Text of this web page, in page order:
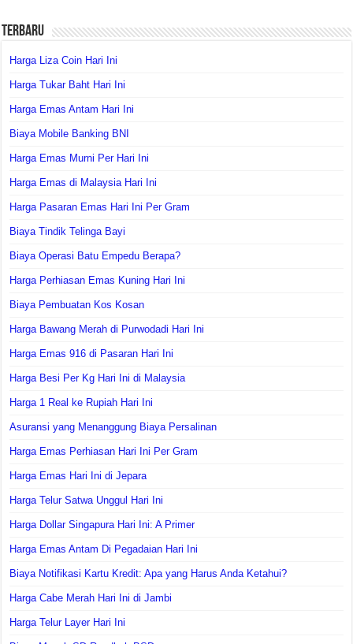
Terbaru
Harga Liza Coin Hari Ini
Harga Tukar Baht Hari Ini
Harga Emas Antam Hari Ini
Biaya Mobile Banking BNI
Harga Emas Murni Per Hari Ini
Harga Emas di Malaysia Hari Ini
Harga Pasaran Emas Hari Ini Per Gram
Biaya Tindik Telinga Bayi
Biaya Operasi Batu Empedu Berapa?
Harga Perhiasan Emas Kuning Hari Ini
Biaya Pembuatan Kos Kosan
Harga Bawang Merah di Purwodadi Hari Ini
Harga Emas 916 di Pasaran Hari Ini
Harga Besi Per Kg Hari Ini di Malaysia
Harga 1 Real ke Rupiah Hari Ini
Asuransi yang Menanggung Biaya Persalinan
Harga Emas Perhiasan Hari Ini Per Gram
Harga Emas Hari Ini di Jepara
Harga Telur Satwa Unggul Hari Ini
Harga Dollar Singapura Hari Ini: A Primer
Harga Emas Antam Di Pegadaian Hari Ini
Biaya Notifikasi Kartu Kredit: Apa yang Harus Anda Ketahui?
Harga Cabe Merah Hari Ini di Jambi
Harga Telur Layer Hari Ini